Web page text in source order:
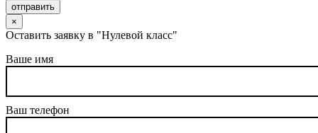
отправить
×
Оставить заявку в "Нулевой класс"
Ваше имя
Ваш телефон